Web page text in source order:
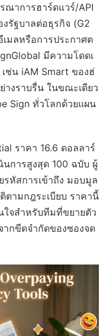
ณาการฮาร์ดแวร์/API
รัฐบาลต่อธุรกิจ (G2
มลหรือการประกาศต
มีความโดดเ
ช่น iAM Smart ของฮ่
างราบรื่น ในขณะเดียว
Sign ทั่วโลกด้วยแผน
ราคา 16.6 ดอลลาร์
นการสูงสุด 100 ฉบับ ผู้
หัสการเข้าถึง มอบมูล
ามกฎระเบียบ ราคานี้
ใจสำหรับทีมที่ขยายตัว
ากขีดจำกัดของซองจด